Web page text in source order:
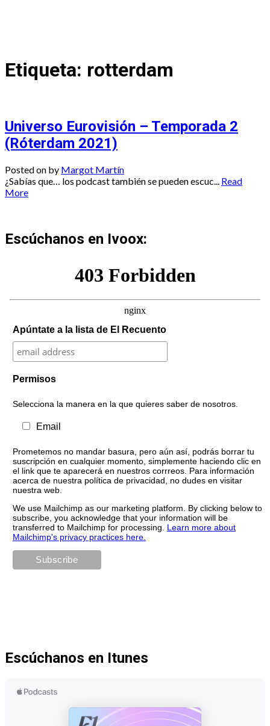
Etiqueta: rotterdam
Universo Eurovisión – Temporada 2
(Róterdam 2021)
Posted on by Margot Martín
¿Sabías que… los podcast también se pueden escuc...
Read
More
Escúchanos en Ivoox:
Apúntate a la lista de El Recuento
Permisos
Selecciona la manera en la que quieres saber de nosotros.
Email
Prometemos no mandar basura, pero aún así, podrás borrar tu
suscripción en cualquier momento, simplemente haciendo clic en
el link que te aparecerá en nuestros corrreos. Para información
acerca de nuestra política de privacidad, no dudes en visitar
nuestra web.
We use Mailchimp as our marketing platform. By clicking below to
subscribe, you acknowledge that your information will be
transferred to Mailchimp for processing. Learn more about
Mailchimp's privacy practices here.
Escúchanos en Itunes